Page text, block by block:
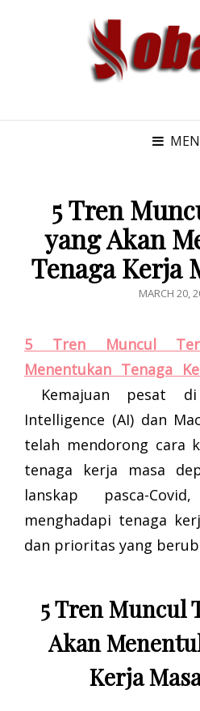
5 Tren
yang Akan
Tenaga Kerja
POSTED
MARCH 20,
5 Tren Muncul
Menentukan Tenaga
Kemajuan pesat
Intelligence (AI) dan
telah mendorong cara
tenaga kerja masa
lanskap pasca-
menghadapi tenaga
dan prioritas yang
5 Tren Muncul
Akan
Kerja